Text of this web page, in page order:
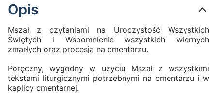
Opis
Mszał z czytaniami na Uroczystość Wszystkich
Świętych i Wspomnienie wszystkich wiernych
zmarłych oraz procesją na cmentarzu.
Poręczny, wygodny w użyciu Mszał z wszystkimi
tekstami liturgicznymi potrzebnymi na cmentarzu i w
kaplicy cmentarnej.